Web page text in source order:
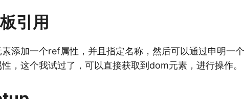
引用
素添加一个ref属性，并且指定名称，然后可以通过申明一
，这个我试过了，可以直接获取到dom元素，进行操作。